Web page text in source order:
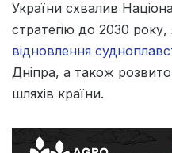
України схвалив
стратегію до 2030 року,
відновлення
Дніпра, а також
шляхів країни.